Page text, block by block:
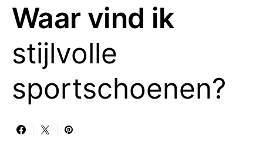
Waar vind ik
stijlvolle
sportschoenen?